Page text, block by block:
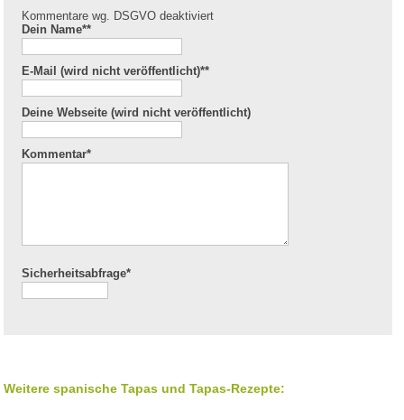
Kommentare wg. DSGVO deaktiviert
Dein Name**
E-Mail (wird nicht veröffentlicht)**
Deine Webseite (wird nicht veröffentlicht)
Kommentar*
Sicherheitsabfrage*
Weitere spanische Tapas und Tapas-Rezepte: